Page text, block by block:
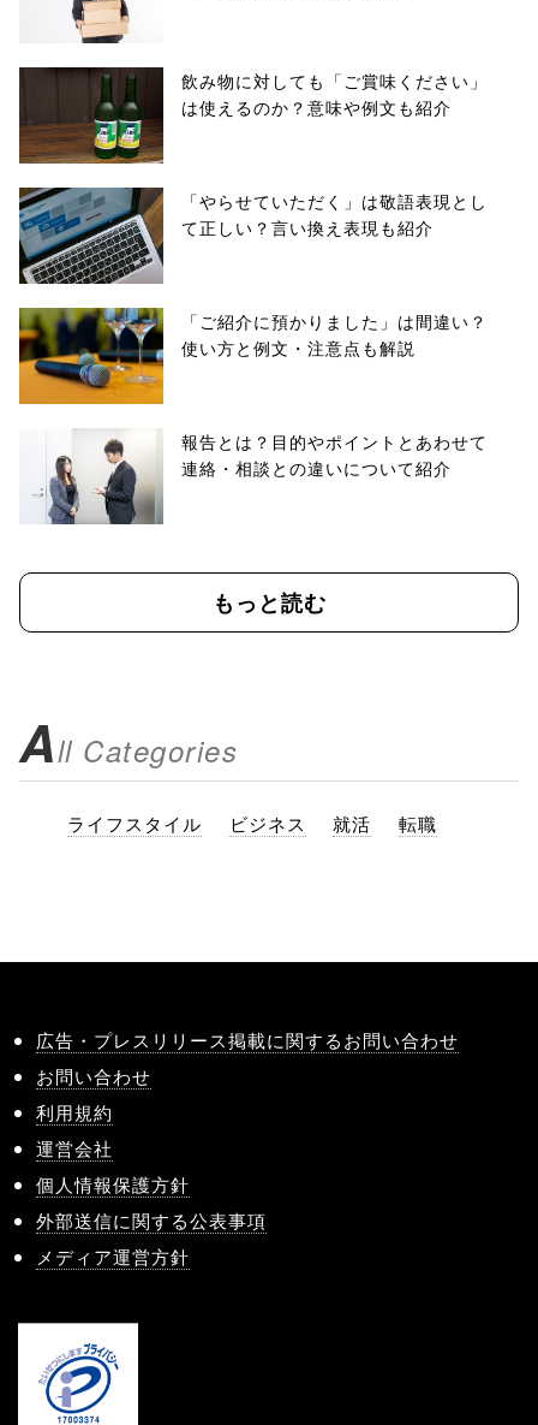
飲み物に対しても「ご賞味ください」
は使えるのか？意味や例文も紹介
「やらせていただく」は敬語表現とし
て正しい？言い換え表現も紹介
「ご紹介に預かりました」は間違い？
使い方と例文・注意点も解説
報告とは？目的やポイントとあわせて
連絡・相談との違いについて紹介
もっと読む
All Categories
ライフスタイル ビジネス 就活 転職
広告・プレスリリース掲載に関するお問い合わせ
お問い合わせ
利用規約
運営会社
個人情報保護方針
外部送信に関する公表事項
メディア運営方針